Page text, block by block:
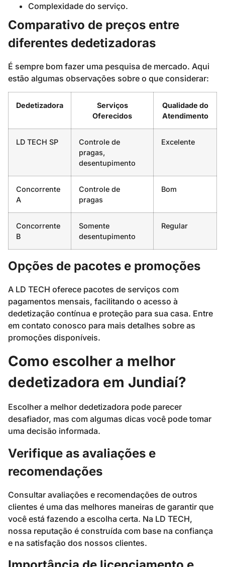
Complexidade do serviço.
Comparativo de preços entre
diferentes dedetizadoras
É sempre bom fazer uma pesquisa de mercado. Aqui
estão algumas observações sobre o que considerar:
Dedetizadora
Serviços
Oferecidos
Qualidade do
Atendimento
LD TECH SP
Controle de
pragas,
desentupimento
Excelente
Concorrente
A
Controle de
pragas
Bom
Concorrente
B
Somente
desentupimento
Regular
Opções de pacotes e promoções
A LD TECH oferece pacotes de serviços com
pagamentos mensais, facilitando o acesso à
dedetização contínua e proteção para sua casa. Entre
em contato conosco para mais detalhes sobre as
promoções disponíveis.
Como escolher a melhor
dedetizadora em Jundiaí?
Escolher a melhor dedetizadora pode parecer
desafiador, mas com algumas dicas você pode tomar
uma decisão informada.
Verifique as avaliações e
recomendações
Consultar avaliações e recomendações de outros
clientes é uma das melhores maneiras de garantir que
você está fazendo a escolha certa. Na LD TECH,
nossa reputação é construída com base na confiança
e na satisfação dos nossos clientes.